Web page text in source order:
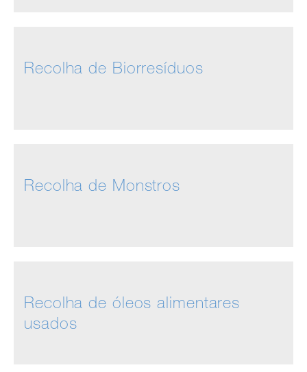
Recolha de Biorresíduos
Recolha de Monstros
Recolha de óleos alimentares
usados